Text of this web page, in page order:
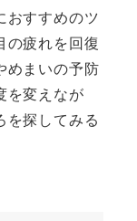
おすすめのツ
の疲れを回復
めまいの予防
を変えなが
を探してみる